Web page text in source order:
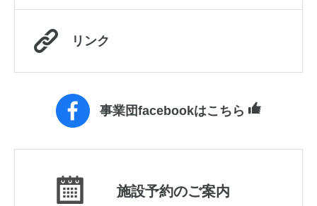
リンク
事業団facebookはこちら
施設予約のご案内